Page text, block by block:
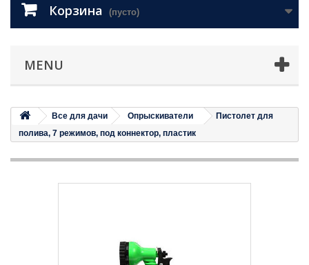
Корзина (пусто)
MENU
Все для дачи Опрыскиватели
Пистолет для
полива, 7 режимов, под коннектор, пластик